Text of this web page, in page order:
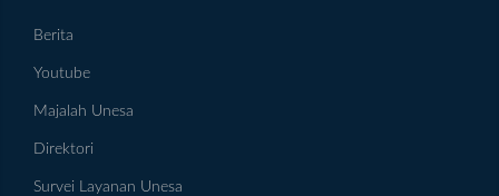
Berita
Youtube
Majalah Unesa
Direktori
Survei Layanan Unesa